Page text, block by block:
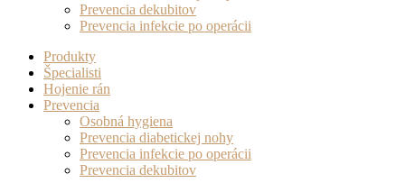
Prevencia dekubitov
Prevencia infekcie po operácii
Produkty
Špecialisti
Hojenie rán
Prevencia
Osobná hygiena
Prevencia diabetickej nohy
Prevencia infekcie po operácii
Prevencia dekubitov